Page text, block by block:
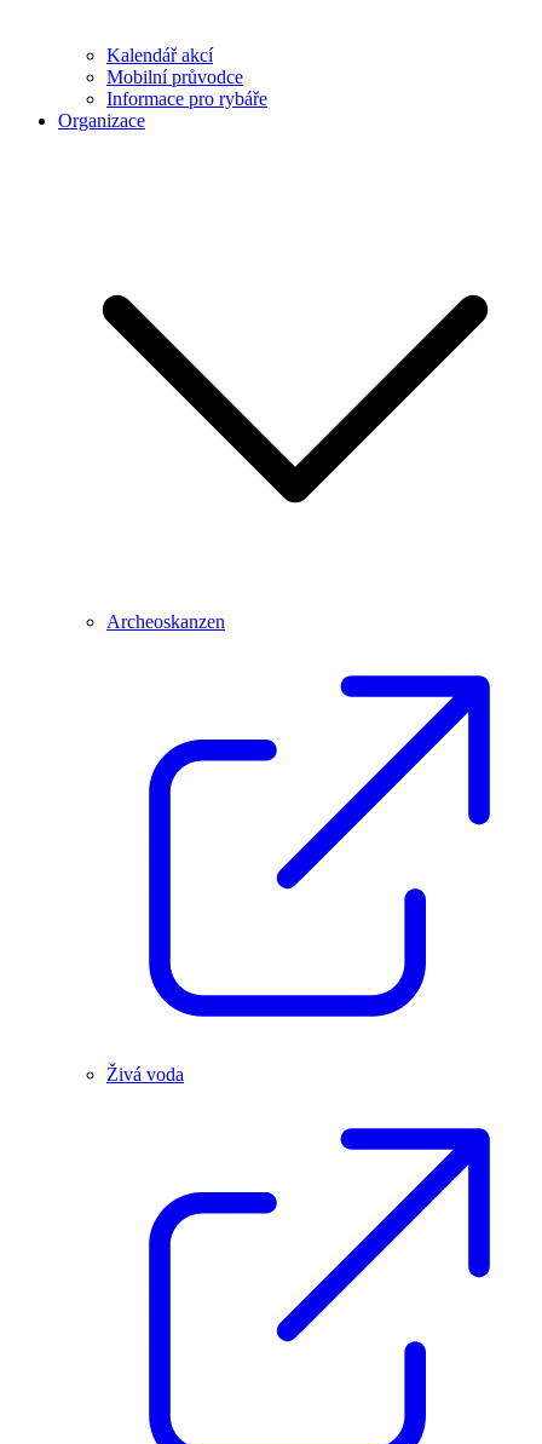
Kalendář akcí
Mobilní průvodce
Informace pro rybáře
Organizace
Archeoskanzen
Živá voda